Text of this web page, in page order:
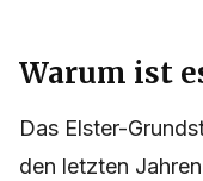
Warum ist
Das Elster-
den letzten